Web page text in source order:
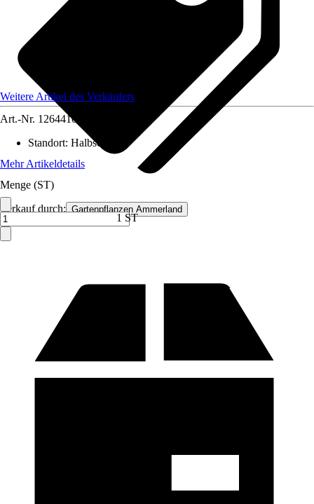
Verkauf durch: Gartenpflanzen Ammerland
Weitere Artikel des Verkäufers
Art.-Nr. 12644101
Standort: Halbschatten
Mehr Artikeldetails
Menge (ST)
1 ST